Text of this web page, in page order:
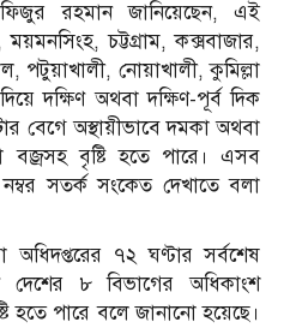
রহমান জানিয়েছেন, এই
চট্টগ্রাম, কক্সবাজার,
পটুয়াখালী, নোয়াখালী, কুমিল্লা
দক্ষিণ অথবা দক্ষিণ-পূর্ব দিক
বেগে অস্থায়ীভাবে দমকা অথবা
বজ্রসহ বৃষ্টি হতে পারে। এসব
সতর্ক সংকেত দেখাতে বলা
৭২ ঘণ্টার সর্বশেষ
দেশের ৮ বিভাগের অধিকাংশ
হতে পারে বলে জানানো হয়েছে।